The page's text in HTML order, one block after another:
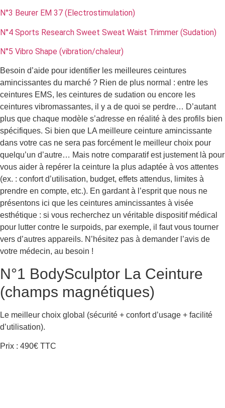
N°3 Beurer EM 37 (Electrostimulation)
N°4 Sports Research Sweet Sweat Waist Trimmer (Sudation)
N°5 Vibro Shape (vibration/chaleur)
Besoin d’aide pour identifier les meilleures ceintures
amincissantes du marché ? Rien de plus normal : entre les
ceintures EMS, les ceintures de sudation ou encore les
ceintures vibromassantes, il y a de quoi se perdre… D’autant
plus que chaque modèle s’adresse en réalité à des profils bien
spécifiques. Si bien que LA meilleure ceinture amincissante
dans votre cas ne sera pas forcément le meilleur choix pour
quelqu’un d’autre… Mais notre comparatif est justement là pour
vous aider à repérer la ceinture la plus adaptée à vos attentes
(ex. : confort d’utilisation, budget, effets attendus, limites à
prendre en compte, etc.). En gardant à l’esprit que nous ne
présentons ici que les ceintures amincissantes à visée
esthétique : si vous recherchez un véritable dispositif médical
pour lutter contre le surpoids, par exemple, il faut vous tourner
vers d’autres appareils. N’hésitez pas à demander l’avis de
votre médecin, au besoin !
N°1 BodySculptor La Ceinture
(champs magnétiques)
Le meilleur choix global (sécurité + confort d’usage + facilité
d’utilisation).
Prix : 490€ TTC